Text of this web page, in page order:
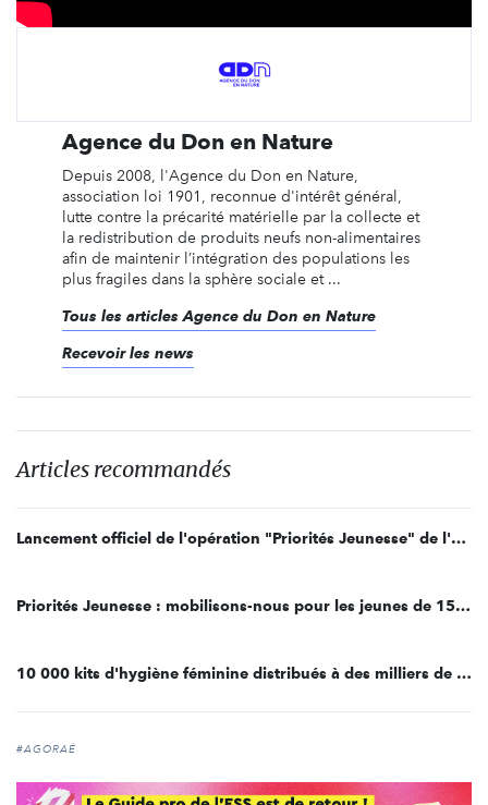
Agence du Don en Nature
Depuis 2008, l'Agence du Don en Nature,
association loi 1901, reconnue d'intérêt général,
lutte contre la précarité matérielle par la collecte et
la redistribution de produits neufs non-alimentaires
afin de maintenir l’intégration des populations les
plus fragiles dans la sphère sociale et ...
Tous les articles Agence du Don en Nature
Recevoir les news
Articles recommandés
Lancement officiel de l'opération "Priorités Jeunesse" de l'Agence du Don en Nature
Priorités Jeunesse : mobilisons-nous pour les jeunes de 15-25 ans
10 000 kits d'hygiène féminine distribués à des milliers de femmes en situation de précarité
#AGORAÉ